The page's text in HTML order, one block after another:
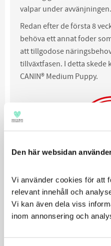
Den här websidan
Vi använder cookies för att
relevant innehåll och
Vi kan även dela viss
inom annonsering och
valpar under avvänjningen.
Redan efter de första 8
behöva ett annat foder
att tillgodose
tillväxtfasen. I detta skede
CANIN® Medium Puppy.
100% smakgaranti. Om
om Royal Canin-produkten
produkt eller pengarna
Relaterade produkter